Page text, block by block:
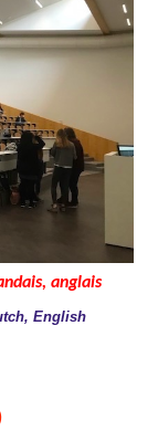
anglais
English